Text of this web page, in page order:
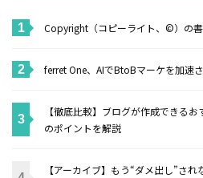
Copyright（コピーライト、©）の
ferret One、AIでBtoBマーケを加速
【徹底比較】ブログが作成できる
のポイントを解説
【アーカイブ】もう“ダメ出し”さ